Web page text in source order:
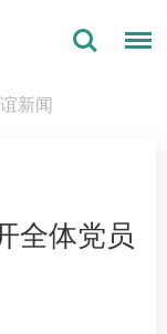
新闻
全体党员